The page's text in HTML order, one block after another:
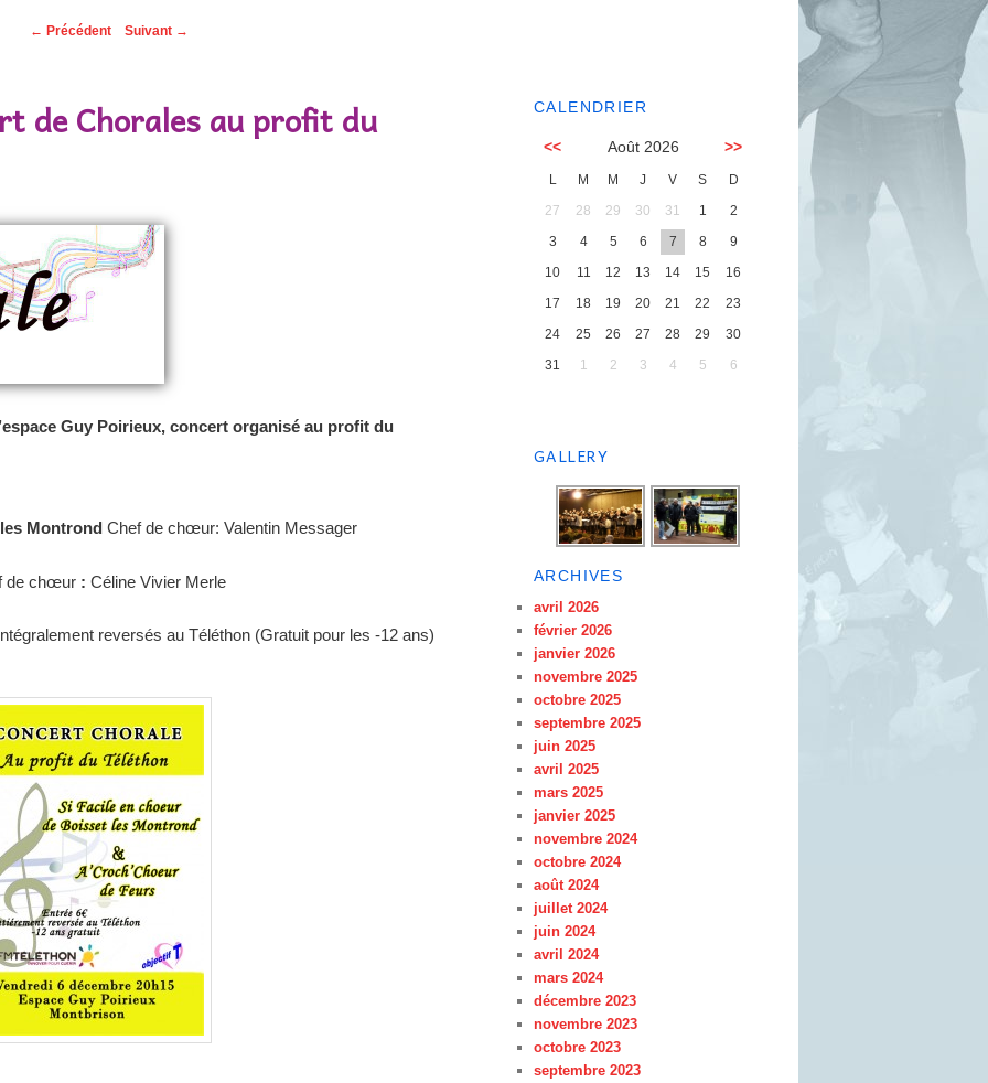
← Précédent Suivant →
de Chorales au profit du
Guy Poirieux, concert organisé au profit du
Montrond Chef de chœur: Valentin Messager
de chœur: Céline Vivier Merle
reversés au Téléthon (Gratuit pour les -12 ans)
CALENDRIER
<< Août 2026 >>
L M M J V S
D
27
28 29 30 31 1
2
3
4 5 6 7 8
9
10
11 12 13 14 15
16
17
18 19 20 21 22
23
24
25 26 27 28 29
30
31
1 2 3 4 5 6
GALLERY
ARCHIVES
avril 2026
février 2026
janvier 2026
novembre 2025
octobre 2025
septembre 2025
juin 2025
avril 2025
mars 2025
janvier 2025
novembre 2024
octobre 2024
août 2024
juillet 2024
juin 2024
avril 2024
mars 2024
décembre 2023
novembre 2023
octobre 2023
septembre 2023